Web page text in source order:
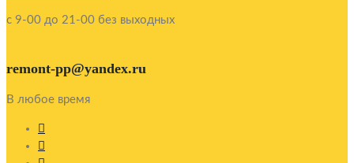
c 9-00 до 21-00 без выходных
remont-pp@yandex.ru
В любое время